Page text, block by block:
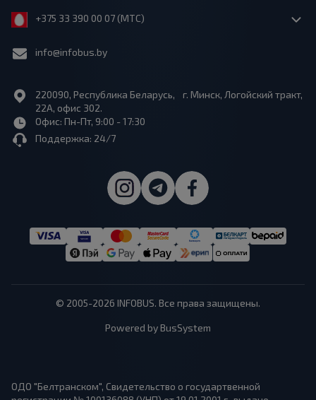
+375 33 390 00 07 (МТС)
info@infobus.by
220090, Республика Беларусь, г. Минск, Логойский тракт,
22А, офис 302.
Офис: Пн-Пт, 9:00 - 17:30
Поддержка: 24/7
© 2005-2026 INFOBUS. Все права защищены.
Powered by BusSystem
ОДО "Белтранском", Свидетельство о государтвенной